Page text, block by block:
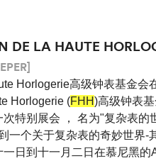
DE LA HAUTE
Horlogerie高级钟表基金会
Horlogerie (FHH)高级钟表
特别展会 ， 名为"复杂表
一个关于复杂表的奇妙世界
日到十一月二日在慕尼黑的